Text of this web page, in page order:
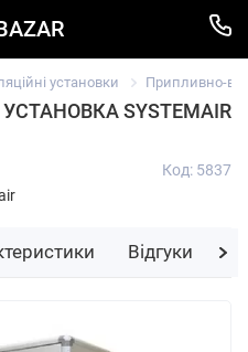
установки Припливно-
SYSTEMAIR
Код: 5837
Відгуки